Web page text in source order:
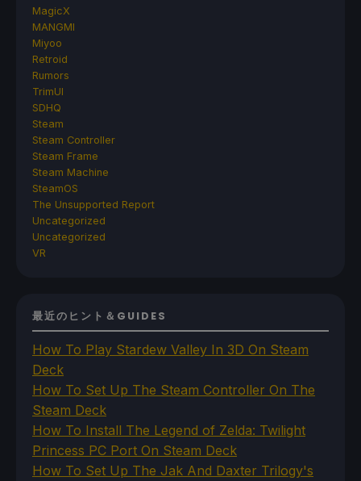
MagicX
MANGMI
Miyoo
Retroid
Rumors
TrimUI
SDHQ
Steam
Steam Controller
Steam Frame
Steam Machine
SteamOS
The Unsupported Report
Uncategorized
Uncategorized
VR
最近のヒント＆GUIDES
How To Play Stardew Valley In 3D On Steam
Deck
How To Set Up The Steam Controller On The
Steam Deck
How To Install The Legend of Zelda: Twilight
Princess PC Port On Steam Deck
How To Set Up The Jak And Daxter Trilogy's